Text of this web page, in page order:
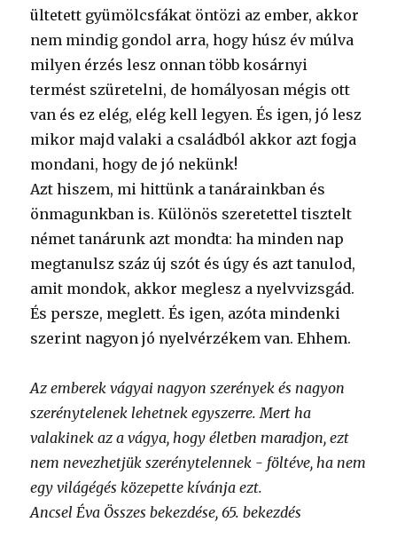
ültetett gyümölcsfákat öntözi az ember, akkor
nem mindig gondol arra, hogy húsz év múlva
milyen érzés lesz onnan több kosárnyi
termést szüretelni, de homályosan mégis ott
van és ez elég, elég kell legyen. És igen, jó lesz
mikor majd valaki a családból akkor azt fogja
mondani, hogy de jó nekünk!
Azt hiszem, mi hittünk a tanárainkban és
önmagunkban is. Különös szeretettel tisztelt
német tanárunk azt mondta: ha minden nap
megtanulsz száz új szót és úgy és azt tanulod,
amit mondok, akkor meglesz a nyelvvizsgád.
És persze, meglett. És igen, azóta mindenki
szerint nagyon jó nyelvérzékem van. Ehhem.
Az emberek vágyai nagyon szerények és nagyon
szerénytelenek lehetnek egyszerre. Mert ha
valakinek az a vágya, hogy életben maradjon, ezt
nem nevezhetjük szerénytelennek - föltéve, ha nem
egy világégés közepette kívánja ezt.
Ancsel Éva Összes bekezdése, 65. bekezdés